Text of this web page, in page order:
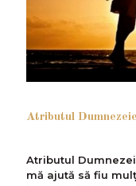
Atributul
Atributul
mă ajută să fiu